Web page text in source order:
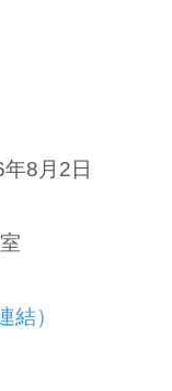
8月2日
結）